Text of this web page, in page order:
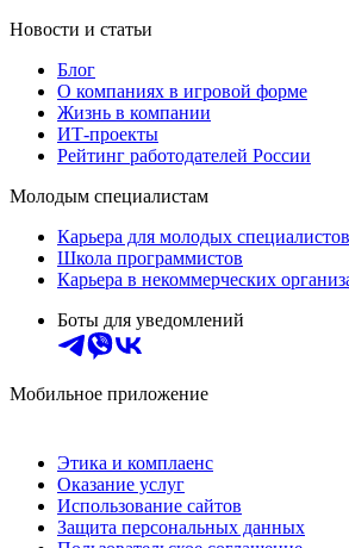
Новости и статьи
Блог
О компаниях в игровой форме
Жизнь в компании
ИТ-проекты
Рейтинг работодателей России
Молодым специалистам
Карьера для молодых специалистов
Школа программистов
Карьера в некоммерческих
Боты для уведомлений
Мобильное приложение
Этика и комплаенс
Оказание услуг
Использование сайтов
Защита персональных данных